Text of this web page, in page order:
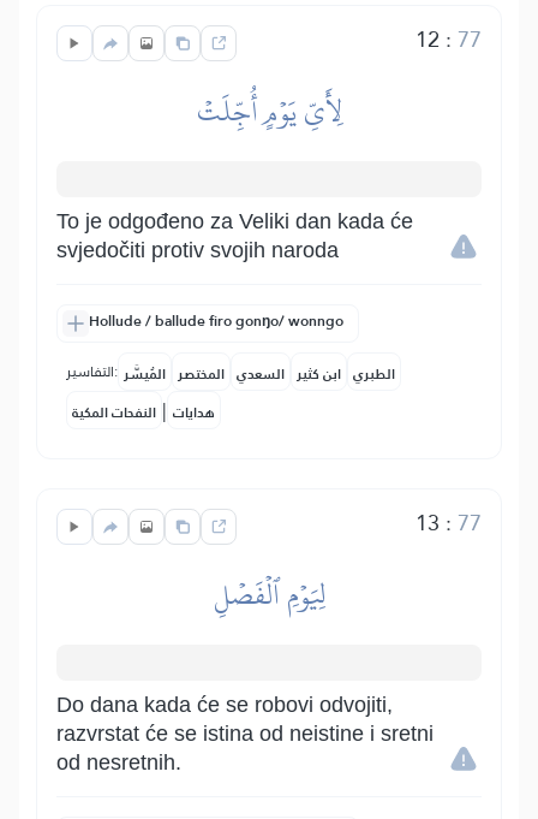
12 : 77
لِأَيِّ يَوۡمٍ أُجِّلَتۡ
To je odgođeno za Veliki dan kada će
svjedočiti protiv svojih naroda
Hollude / ballude firo gonŋo/ wonngo
التفاسير: المُيسَّر المختصر السعدي ابن كثير الطبري
النفحات المكية | هدايات
13 : 77
لِيَوۡمِ ٱلۡفَصۡلِ
Do dana kada će se robovi odvojiti,
razvrstat će se istina od neistine i sretni
od nesretnih.